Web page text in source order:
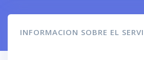
INFORMACION SOBRE EL